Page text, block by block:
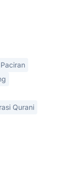
Paciran
Qurani